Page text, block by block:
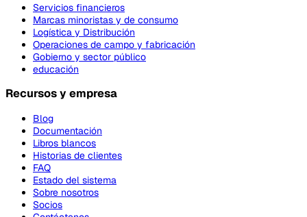
Servicios financieros
Marcas minoristas y de consumo
Logística y Distribución
Operaciones de campo y fabricación
Gobierno y sector público
educación
Recursos y empresa
Blog
Documentación
Libros blancos
Historias de clientes
FAQ
Estado del sistema
Sobre nosotros
Socios